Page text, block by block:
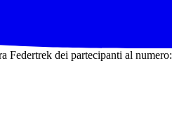
Federtrek dei partecipanti al numero: